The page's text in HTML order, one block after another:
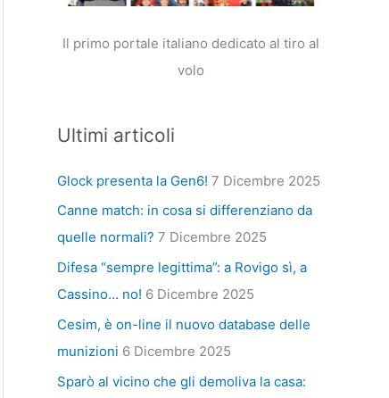
Il primo portale italiano dedicato al tiro al
volo
Ultimi articoli
Glock presenta la Gen6! 7 Dicembre 2025
Canne match: in cosa si differenziano da
quelle normali? 7 Dicembre 2025
Difesa “sempre legittima”: a Rovigo sì, a
Cassino… no! 6 Dicembre 2025
Cesim, è on-line il nuovo database delle
munizioni 6 Dicembre 2025
Sparò al vicino che gli demoliva la casa: